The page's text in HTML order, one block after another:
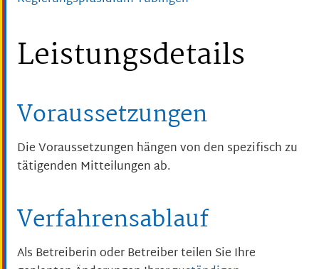
Leistungsdetails
Voraussetzungen
Die Voraussetzungen hängen von den spezifisch zu
tätigenden Mitteilungen ab.
Verfahrensablauf
Als Betreiberin oder Betreiber teilen Sie Ihre